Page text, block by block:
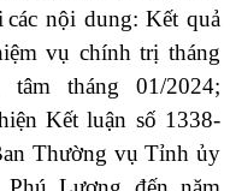
các nội dung: Kết quả
vụ chính trị tháng
tháng 01/2024;
Kết luận số 1338-
Thường vụ Tỉnh ủy